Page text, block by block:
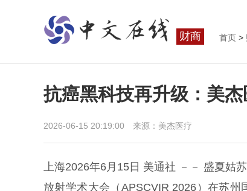
财商 首页 >
抗癌黑科技再升级：美
2026-06-15 20:19:00 来源：美杰医疗
上海2026年6月15日 美通社 －－ 盛夏姑
放射学术大会（APSCVIR 2026）在苏州